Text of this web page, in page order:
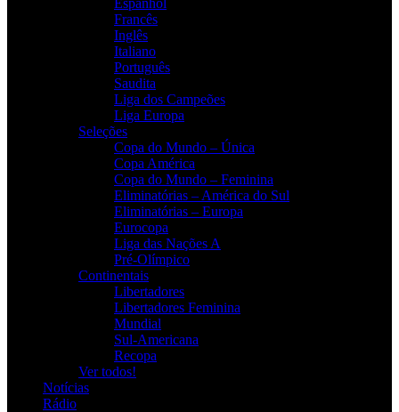
Francês
Inglês
Italiano
Português
Saudita
Liga dos Campeões
Liga Europa
Seleções
Copa do Mundo – Única
Copa América
Copa do Mundo – Feminina
Eliminatórias – América do Sul
Eliminatórias – Europa
Eurocopa
Liga das Nações A
Pré-Olímpico
Continentais
Libertadores
Libertadores Feminina
Mundial
Sul-Americana
Recopa
Ver todos!
Notícias
Rádio